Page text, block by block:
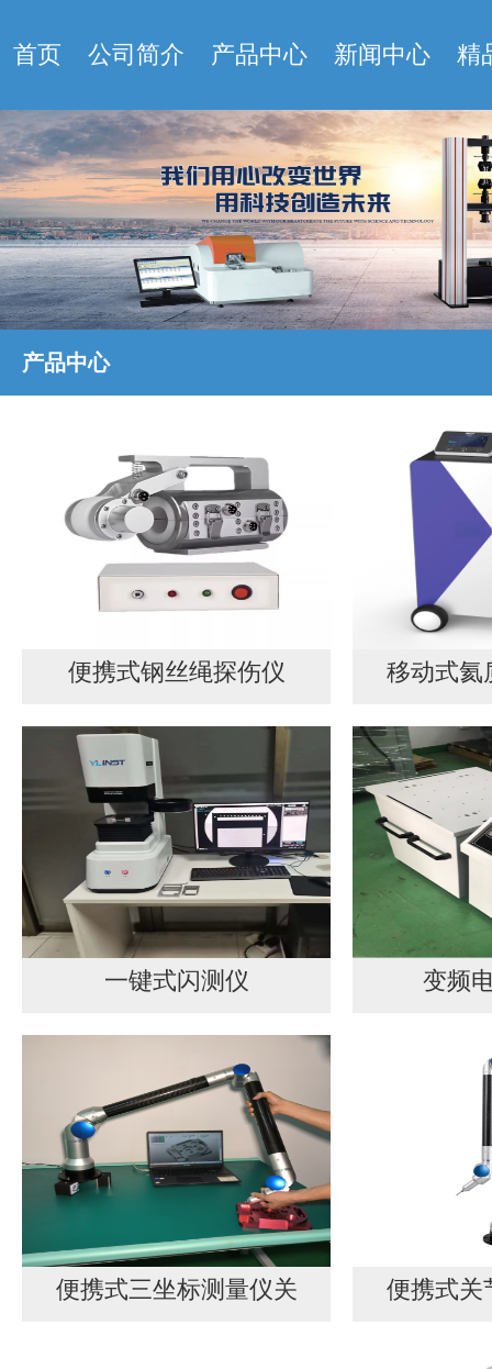
首页 公司简介 产品中心 新闻中心 精
产品中心
便携式钢丝绳探伤仪 移动式氦
一键式闪测仪 变频
便携式三坐标测量仪关 便携式关